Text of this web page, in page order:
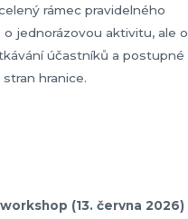
rámec pravidelného
jednorázovou aktivitu, ale o
účastníků a postupné
hranice.
(13. června 2026)